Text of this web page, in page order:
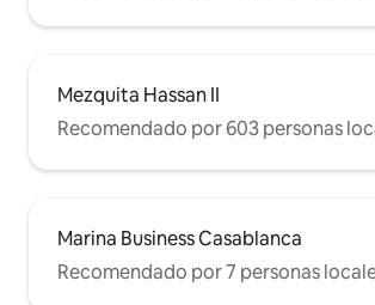
Mezquita Hassan II
Recomendado por 603 personas
Marina Business Casablanca
Recomendado por 7 personas